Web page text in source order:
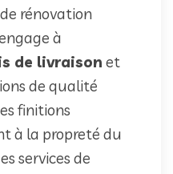
rénovation
à
de livraison et
de qualité
finitions
à la propreté du
services de